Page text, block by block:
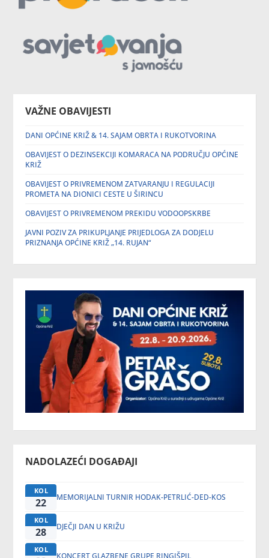
VAŽNE OBAVIJESTI
DANI OPĆINE KRIŽ & 14. SAJAM OBRTA I RUKOTVORINA
OBAVIJEST O DEZINSEKCIJI KOMARACA NA PODRUČJU OPĆINE
KRIŽ
OBAVIJEST O PRIVREMENOM ZATVARANJU I REGULACIJI
PROMETA NA DIONICI CESTE U ŠIRINCU
OBAVIJEST O PRIVREMENOM PREKIDU VODOOPSKRBE
JAVNI POZIV ZA PRIKUPLJANJE PRIJEDLOGA ZA DODJELU
PRIZNANJA OPĆINE KRIŽ „14. RUJAN“
NADOLAZEĆI DOGAĐAJI
KOL
22 MEMORIJALNI TURNIR HODAK-PETRLIĆ-DED-KOS
KOL
28 DJEČJI DAN U KRIŽU
KOL
KONCERT GLAZBENE GRUPE RINGIŠPIL